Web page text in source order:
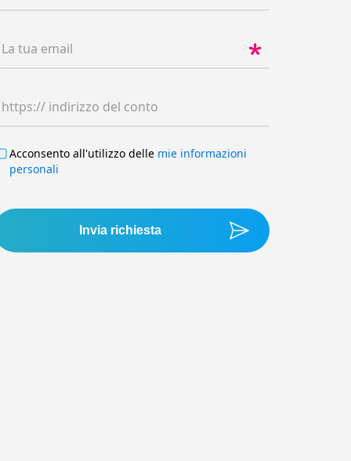
La tua email
https:// indirizzo del conto
Acconsento all'utilizzo delle mie informazioni
personali
Invia richiesta